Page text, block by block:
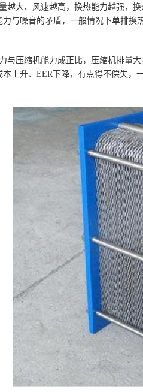
越大、风速越高，换热能力越强，
与噪音的矛盾，一般情况下单排换
与压缩机能力成正比，压缩机排量
上升、EER下降，有点得不偿失，